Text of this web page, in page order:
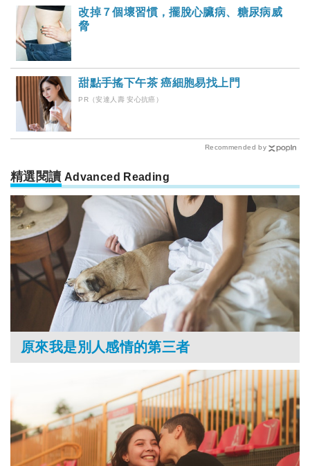
改掉７個壞習慣，擺脫心臟病、糖尿病威
脅
甜點手搖下午茶 癌細胞易找上門
PR（安達人壽 安心抗癌）
Recommended by
精選閱讀 Advanced Reading
原來我是別人感情的第三者